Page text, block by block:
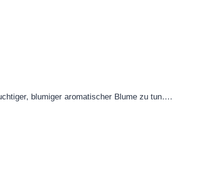
blumiger aromatischer Blume zu tun….